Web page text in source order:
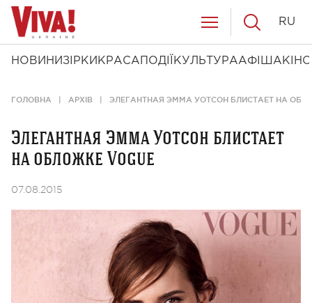
НОВИНИ ЗІРКИ КРАСА ПОДІЇ КУЛЬТУРААФІША КІНО
RU
ГОЛОВНА АРХІВ ЭЛЕГАНТНАЯ ЭММА УОТСОН БЛИСТАЕТ НА
Элегантная Эмма Уотсон блистает
на обложке Vogue
07.08.2015